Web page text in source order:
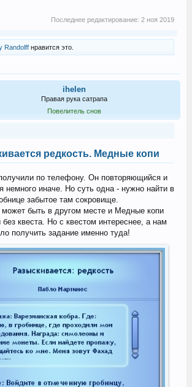
Последнее редактирование:2 ноя 2019
Randolffнравится это.
ihelen
Правая рука сатрапа
Повелитель снов
редкость. Медные копи
по телефону. Он повторяющийся и
немного иначе. Но суть одна - нужно найти в
забытое там сокровище.
может быть в другом месте и Медные копи
квеста. Но с квестом интереснее, а нам
получить задание именно туда!